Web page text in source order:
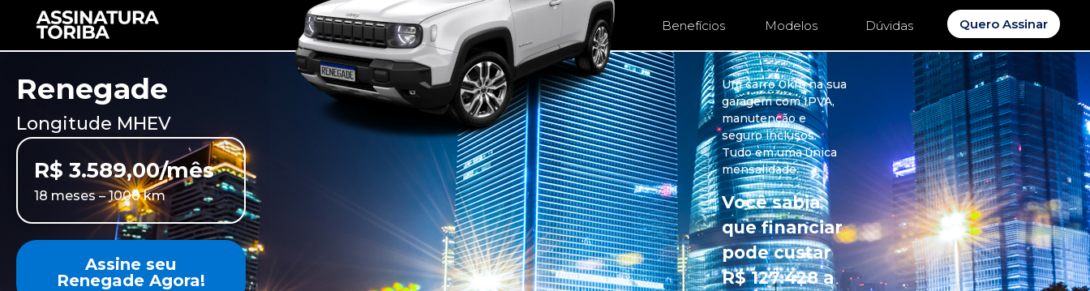
Benefícios Modelos Dúvidas Quero Assinar
Renegade
Longitude MHEV
R$ 3.589,00/mês
18 meses – 1000 km
Assine seu
Renegade Agora!
Um carro 0km na sua
garagem com IPVA,
manutenção e
seguro inclusos.
Tudo em uma única
mensalidade.
Você sabia
que financiar
pode custar
R$ 127.428 a